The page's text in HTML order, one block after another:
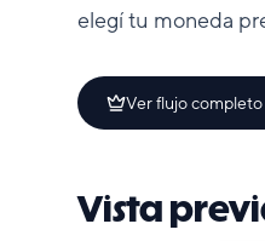
elegí tu moneda
Ver flujo completo
Vista